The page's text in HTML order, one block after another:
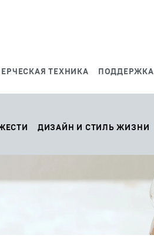
ТЕХНИКА ПОДДЕРЖКА
ДИЗАЙН И СТИЛЬ ЖИЗНИ